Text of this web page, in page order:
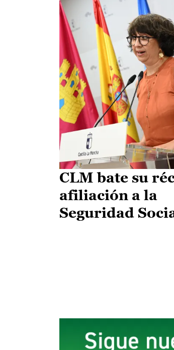
CLM bate su
afiliación a la
Seguridad